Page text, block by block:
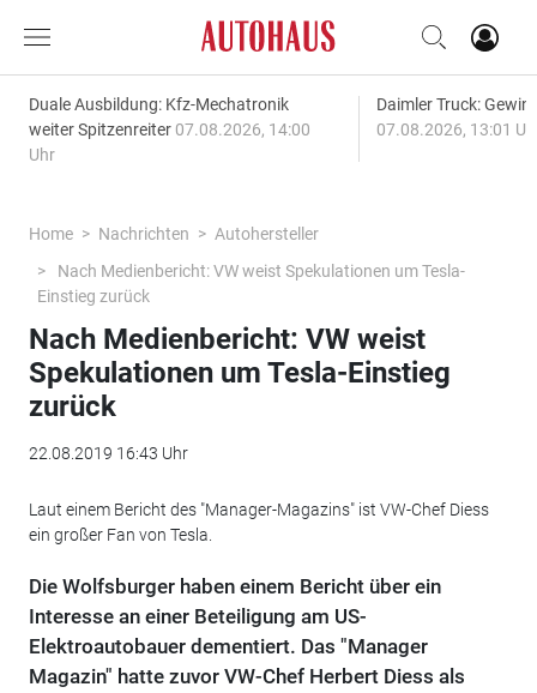
Duale Ausbildung: Kfz-Mechatronik
weiter Spitzenreiter 07.08.2026, 14:00
Uhr
Daimler Truck:
07.08.2026, 13:01
Home Nachrichten
Autohersteller
Nach Medienbericht: VW weist Spekulationen um Tesla-
Einstieg zurück
Nach Medienbericht: VW weist
Spekulationen um Tesla-Einstieg
zurück
22.08.2019 16:43 Uhr
Laut einem Bericht des "Manager-Magazins" ist VW-Chef Diess
ein großer Fan von Tesla.
Die Wolfsburger haben einem Bericht über ein
Interesse an einer Beteiligung am US-
Elektroautobauer dementiert. Das "Manager
Magazin" hatte zuvor VW-Chef Herbert Diess als